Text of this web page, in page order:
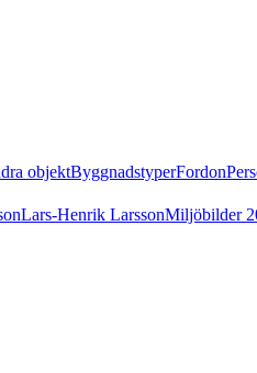
objektByggnadstyperFordon
Lars-Henrik LarssonMiljöbilder